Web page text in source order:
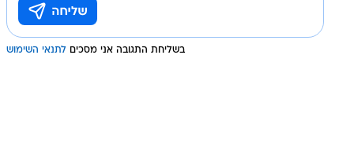
בשליחת התגובה אני מסכים לתנאי השימוש